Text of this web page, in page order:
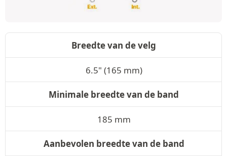
Breedte van de velg
6.5" (165 mm)
Minimale breedte van de band
185 mm
Aanbevolen breedte van de band